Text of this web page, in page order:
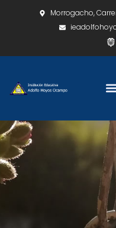
Morrogacho,